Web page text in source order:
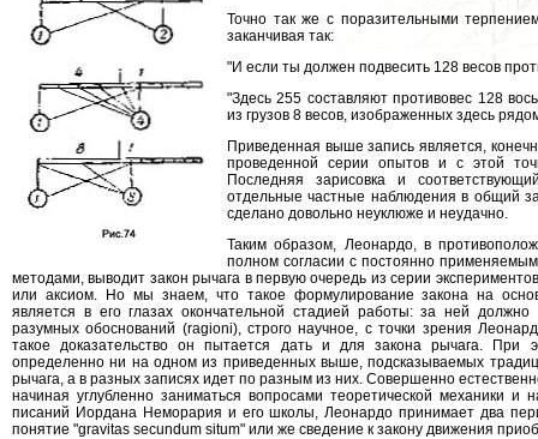
Точно так же с поразительными
заканчивая так:
"И если ты должен подвесить 128 весов
"Здесь 255 составляют противовес 128
из грузов 8 весов, изображенных здесь
Приведенная выше запись является,
проведенной серии опытов и с этой
Последняя зарисовка и
отдельные частные наблюдения в общий
сделано довольно неуклюже и неудачно.
Таким образом, Леонардо, в
полном согласии с постоянно
методами, выводит закон рычага в первую очередь из серии
или аксиом. Но мы знаем, что такое формулирование закона на
является в его глазах окончательной стадией работы: за ней должно
разумных обоснований (ragioni), строго научное, с точки зрения
такое доказательство он пытается дать и для закона рычага. При
определенно ни на одном из приведенных выше, подсказываемых
рычага, а в разных записях идет по разным из них. Совершенно
начиная углубленно заниматься вопросами теоретической механики и
писаний Иордана Неморария и его школы, Леонардо принимает два
понятие "gravitas secundum situm" или же сведение к закону движения